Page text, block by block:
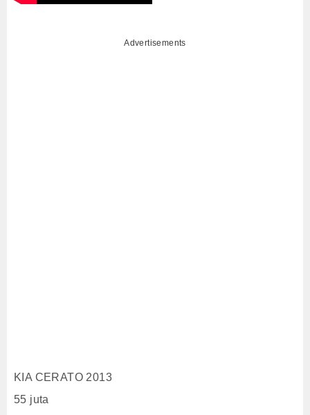
Advertisements
KIA CERATO 2013
55 juta